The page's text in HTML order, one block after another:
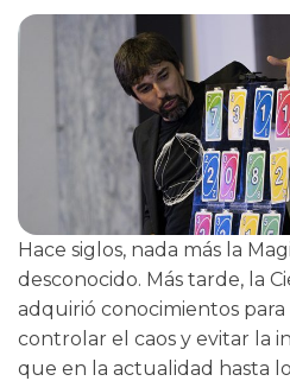
Hace siglos, nada más la
desconocido. Más tarde, la
adquirió conocimientos
controlar el caos y evitar la
que en la actualidad hasta